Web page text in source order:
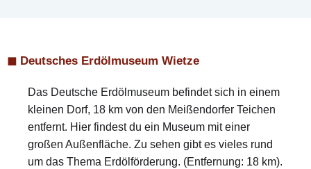
◼ Deutsches Erdölmuseum Wietze
Das Deutsche Erdölmuseum befindet sich in einem
kleinen Dorf, 18 km von den Meißendorfer Teichen
entfernt. Hier findest du ein Museum mit einer
großen Außenfläche. Zu sehen gibt es vieles rund
um das Thema Erdölförderung. (Entfernung: 18 km).